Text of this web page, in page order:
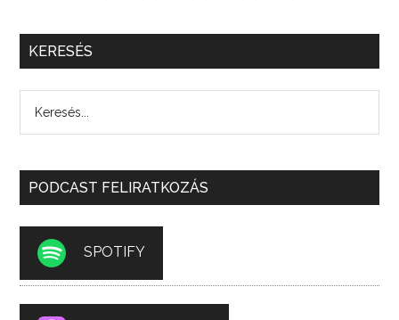
KERESÉS
PODCAST FELIRATKOZÁS
SPOTIFY